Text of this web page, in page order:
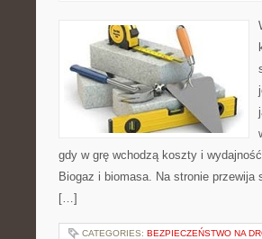
gdy w grę wchodzą koszty i
Biogaz i biomasa. Na stronie
[…]
CATEGORIES: BEZPIECZEŃSTWO NA